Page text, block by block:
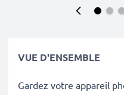
VUE D'ENSEMBLE
Gardez votre appareil